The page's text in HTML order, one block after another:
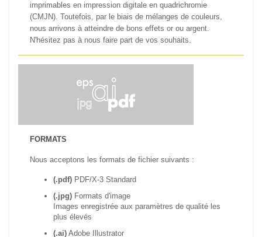
imprimables en impression digitale en quadrichromie
(CMJN). Toutefois, par le biais de mélanges de couleurs,
nous arrivons à atteindre de bons effets or ou argent.
N'hésitez pas à nous faire part de vos souhaits.
FORMATS
Nous acceptons les formats de fichier suivants :
(.pdf) PDF/X-3 Standard
(.jpg) Formats d'image
Images enregistrée aux paramètres de qualité les
plus élevés
(.ai) Adobe Illustrator